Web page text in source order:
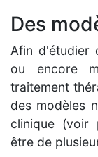
Des
Afin d'étudier
ou encore
traitement
des modèles
clinique (voir
être de